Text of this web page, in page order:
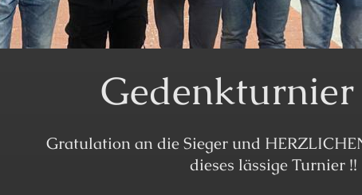
Gedenkturnier
Gratulation an die Sieger und
dieses lässige Turnier !!